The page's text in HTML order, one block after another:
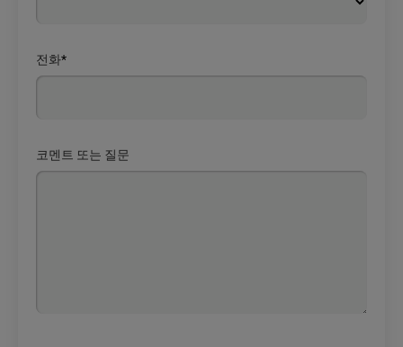
*
전화
코멘트 또는 질문